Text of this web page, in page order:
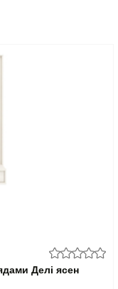
Делі ясен